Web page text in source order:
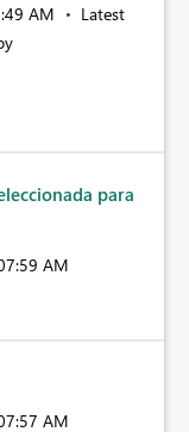
AM
Latest
para
AM
AM